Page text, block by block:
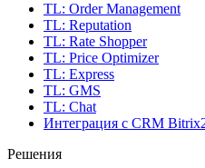
TL: Order Management
TL: Reputation
TL: Rate Shopper
TL: Price Optimizer
TL: Express
TL: GMS
TL: Chat
Интеграция с CRM
Решения